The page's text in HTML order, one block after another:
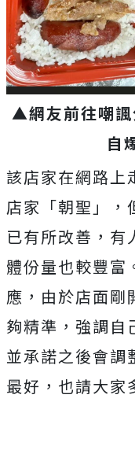
▲網友前往嘲諷
自
該店家在網路上
店家「朝聖」，
已有所改善，有
體份量也較豐富
應，由於店面剛
夠精準，強調自
並承諾之後會調
最好， 也請大家